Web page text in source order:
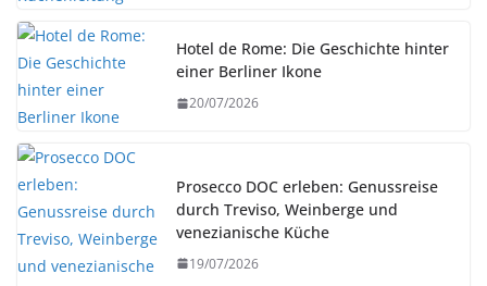
Hotel de Rome: Die Geschichte hinter
einer Berliner Ikone
20/07/2026
Prosecco DOC erleben: Genussreise
durch Treviso, Weinberge und
venezianische Küche
19/07/2026